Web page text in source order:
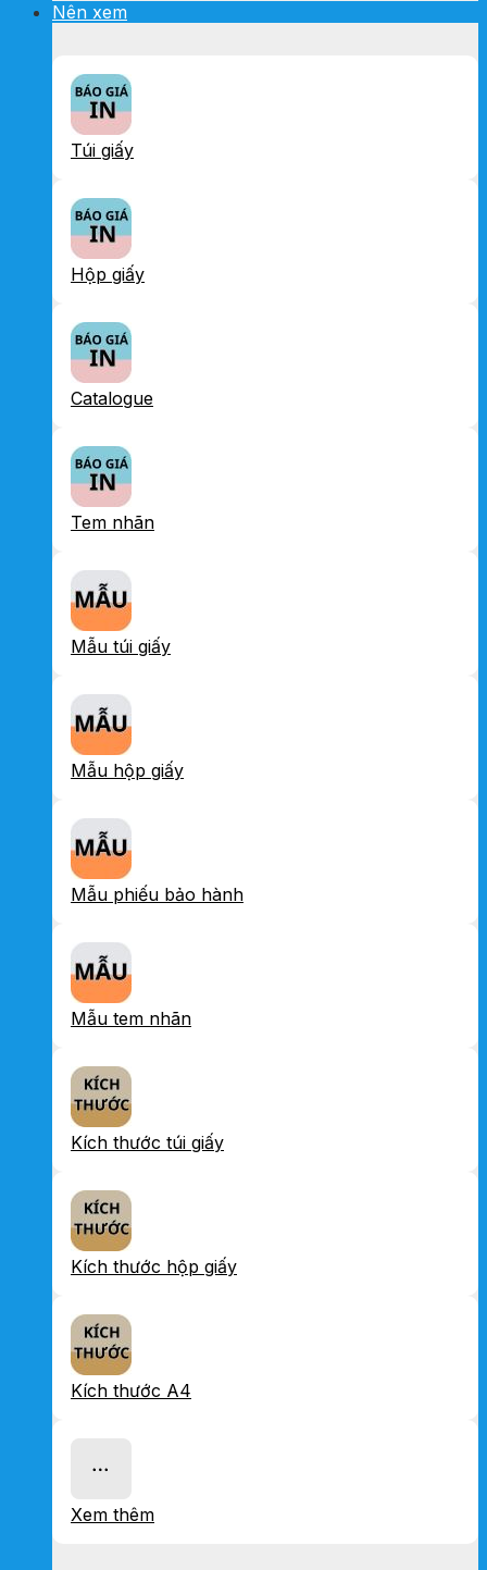
Nên xem
Túi giấy
Hộp giấy
Catalogue
Tem nhãn
Mẫu túi giấy
Mẫu hộp giấy
Mẫu phiếu bảo hành
Mẫu tem nhãn
Kích thước túi giấy
Kích thước hộp giấy
Kích thước A4
Xem thêm